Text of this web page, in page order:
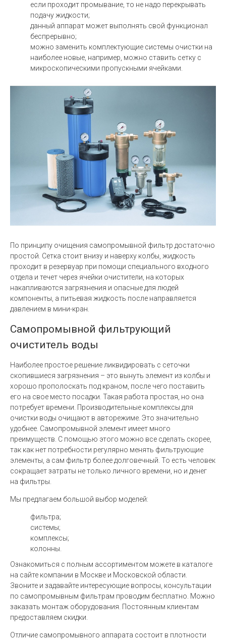
если проходит промывание, то не надо перекрывать
подачу жидкости;
данный аппарат может выполнять свой функционал
беспрерывно;
можно заменить комплектующие системы очистки на
наиболее новые, например, можно ставить сетку с
микроскопическими пропускными ячейками.
По принципу очищения самопромывной фильтр достаточно
простой. Сетка стоит внизу и наверху колбы, жидкость
проходит в резервуар при помощи специального входного
отдела и течет через ячейки очистители, на которых
накапливаются загрязнения и опасные для людей
компоненты, а питьевая жидкость после направляется
давлением в мини-кран.
Самопромывной фильтрующий
очиститель воды
Наиболее простое решение ликвидировать с сеточки
скопившиеся загрязнения – это вынуть элемент из колбы и
хорошо прополоскать под краном, после чего поставить
его на свое место посадки. Такая работа простая, но она
потребует времени. Производительные комплексы для
очистки воды очищают в авторежиме. Это значительно
удобнее. Самопромывной элемент имеет много
преимуществ. С помощью этого можно все сделать скорее,
так как нет потребности регулярно менять фильтрующие
элементы, а сам фильтр более долговечный. То есть человек
сокращает затраты не только личного времени, но и денег
на фильтры.
Мы предлагаем большой выбор моделей:
фильтра;
системы;
комплексы;
колонны.
Ознакомиться с полным ассортиментом можете в каталоге
на сайте компании в Москве и Московской области.
Звоните и задавайте интересующие вопросы, консультации
по самопромывным фильтрам проводим бесплатно. Можно
заказать монтаж оборудования. Постоянным клиентам
предоставляем скидки.
Отличие самопромывного аппарата состоит в плотности